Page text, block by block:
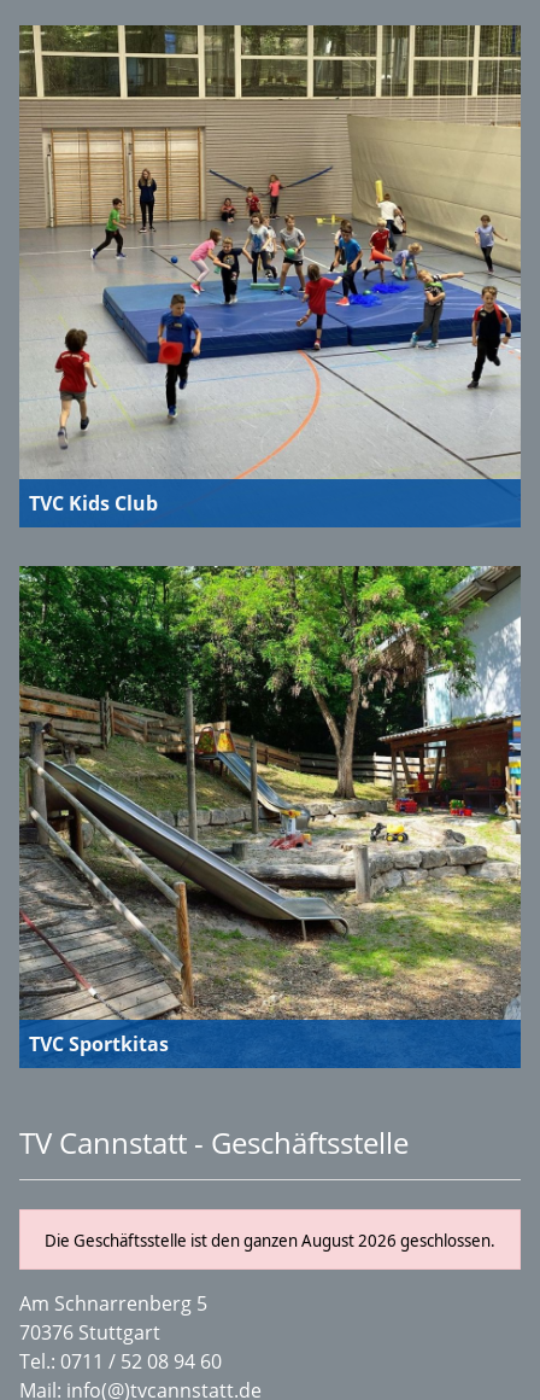
TVC Kids Club
TVC Sportkitas
TV Cannstatt - Geschäftsstelle
Die Geschäftsstelle ist den ganzen August 2026 geschlossen.
Am Schnarrenberg 5
70376 Stuttgart
Tel.: 0711 / 52 08 94 60
Mail: info(@)tvcannstatt.de